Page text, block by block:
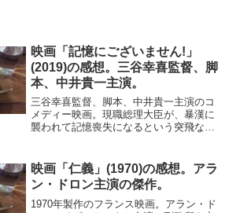
映画「記憶にございません!」
(2019)の感想。三谷幸喜監督、脚
本、中井貴一主演。
三谷幸喜監督、脚本、中井貴一主演のコ
メディー映画。現職総理大臣が、暴漢に
襲われて記憶喪失になるという突飛なス
貴一の気弱な総理がいい。高慢な悪い奴
が気弱な善人になり、あたふ...
映画「仁義」(1970)の感想。アラ
ン・ドロン主演の傑作。
1970年製作のフランス映画。アラン・ド